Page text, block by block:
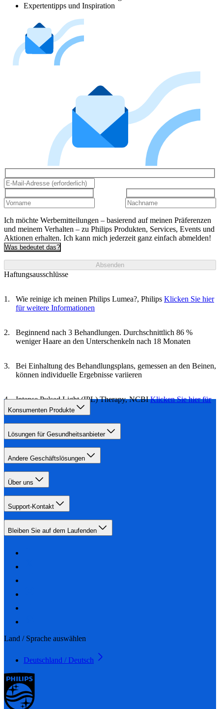
Expertentipps und Inspiration
Ich möchte Werbemitteilungen – basierend auf meinen Präferenzen
und meinem Verhalten – zu Philips Produkten, Services, Events und
Aktionen erhalten. Ich kann mich jederzeit ganz einfach abmelden!
Was bedeutet das?
Absenden
Haftungsausschlüsse
Wie reinige ich meinen Philips Lumea?, Philips Klicken Sie hier
für weitere Informationen
Beginnend nach 3 Behandlungen. Durchschnittlich 86 %
weniger Haare an den Unterschenkeln nach 18 Monaten
Bei Einhaltung des Behandlungsplans, gemessen an den Beinen,
können individuelle Ergebnisse variieren
Intense Pulsed Light (IPL) Therapy, NCBI Klicken Sie hier für
weitere Informationen
Konsumenten Produkte
Lösungen für Gesundheitsanbieter
Andere Geschäftslösungen
Über uns
Support-Kontakt
Bleiben Sie auf dem Laufenden
Land / Sprache auswählen
Deutschland / Deutsch